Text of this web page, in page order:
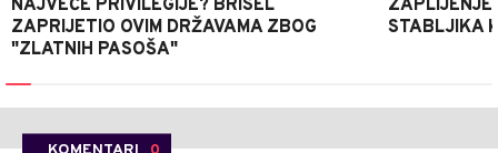
NAJVEĆE PRIVILEGIJE? BRISEL
ZAPRIJETIO OVIM DRŽAVAMA ZBOG
"ZLATNIH PASOŠA"
STABLJIKA
KOMENTARI 0